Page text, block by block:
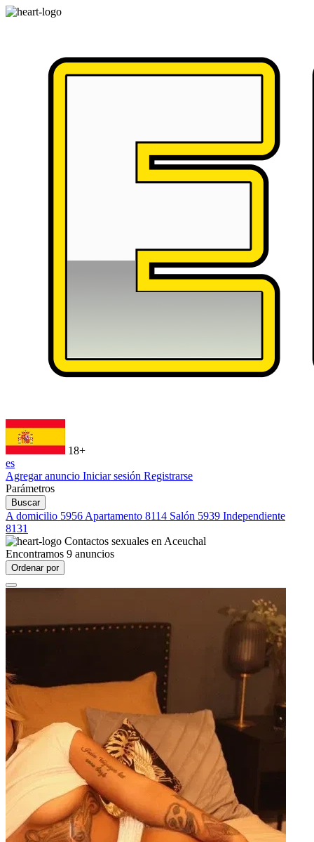
18+
es
Agregar anuncio Iniciar sesión Registrarse
Parámetros
Buscar
A domicilio 5956 Apartamento 8114 Salón 5939 Independiente
8131
Contactos sexuales en Aceuchal
Encontramos 9 anuncios
Ordenar por